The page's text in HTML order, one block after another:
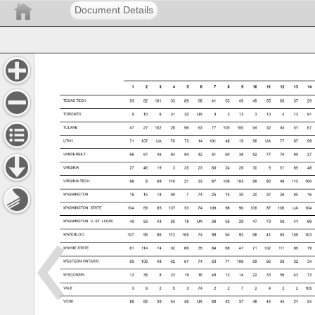
Document Details





























































































































































































































































